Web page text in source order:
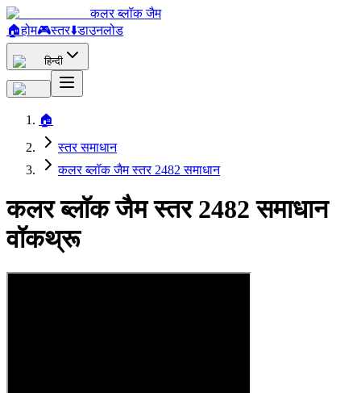
कलर ब्लॉक जैम
🏠होम🎮स्तर⬇️डाउनलोड
हिन्दी
🏠
स्तर समाधान
कलर ब्लॉक जैम स्तर 2482 समाधान
कलर ब्लॉक जैम स्तर 2482 समाधान
वॉकथ्रू